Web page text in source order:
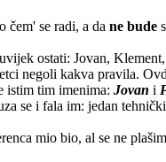
čem' se radi, a da ne bude
ostati: Jovan,
negoli kakva pravila.
istim tim imenima: Jovan i
se i fala im: jedan
mio bio, al se ne